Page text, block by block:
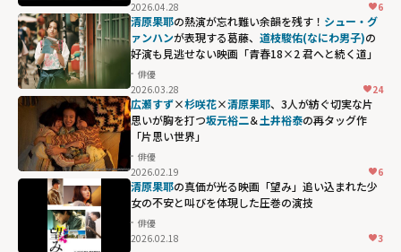
2026.04.28
6
清原果耶の熱演が忘れ難い余韻を残す！ シュー・グ
ァンハンが表現する葛藤、 道枝駿佑(なにわ男子)の
好演も見逃せない映画「青春18×2 君へと続く道」
俳優
2026.03.28
24
広瀬すず×杉咲花×清原果耶、3人が紡ぐ切実な片
思いが胸を打つ――坂元裕二＆土井裕泰の再タッグ作
「片思い世界」
俳優
2026.02.19
6
清原果耶の真価が光る映画「望み」――追い込まれた少
女の不安と叫びを体現した圧巻の演技
俳優
2026.02.18
3